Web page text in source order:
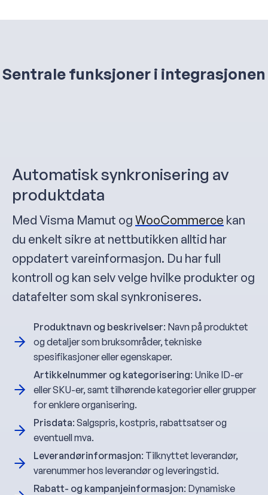
Sentrale funksjoner i integrasjonen
Automatisk synkronisering av
produktdata
Med Visma Mamut og WooCommerce kan
du enkelt sikre at nettbutikken alltid har
oppdatert vareinformasjon. Du har full
kontroll og kan selv velge hvilke produkter og
datafelter som skal synkroniseres.
Produktnavn og beskrivelser: Navn på produktet
og detaljer som bruksområder, tekniske
spesifikasjoner eller egenskaper.
Artikkelnummer og kategorisering: Unike ID-er
eller SKU-er, samt tilhørende kategorier eller grupper
for enklere organisering.
Prisdata: Salgspris, kostpris, rabattsatser og
eventuell mva.
Leverandørinformasjon: Tilknyttet leverandør,
varenummer hos leverandør og leveringstid.
Rabatt- og kampanjeinformasjon: Dynamiske